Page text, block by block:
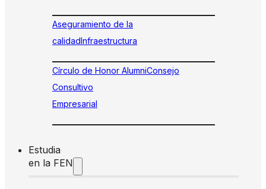
Aseguramiento de la
calidadInfraestructura
Círculo de Honor AlumniConsejo
Consultivo
Empresarial
Estudia
en la FEN